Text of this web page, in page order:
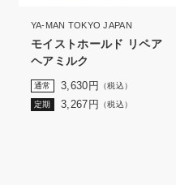
YA-MAN TOKYO JAPAN
モイストホールド リペア
ヘアミルク
通常 3,630 円 （税込）
定期 3,267 円 （税込）